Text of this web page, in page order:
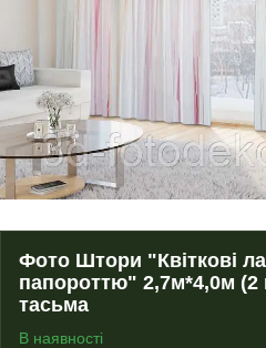
Фото Штори "Квіткові
папороттю" 2,7м*4,0м (2
тасьма
В наявності